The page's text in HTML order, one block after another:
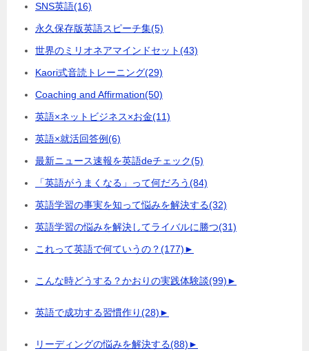
SNS英語(16)
永久保存版英語スピーチ集(5)
世界のミリオネアマインドセット(43)
Kaori式音読トレーニング(29)
Coaching and Affirmation(50)
英語×ネットビジネス×お金(11)
英語×就活回答例(6)
最新ニュース速報を英語deチェック(5)
「英語がうまくなる」って何だろう(84)
英語学習の事実を知って悩みを解決する(32)
英語学習の悩みを解決してライバルに勝つ(31)
これって英語で何ていうの？(177)►
こんな時どうする？かおりの実践体験談(99)►
英語で成功する習慣作り(28)►
リーディングの悩みを解決する(88)►